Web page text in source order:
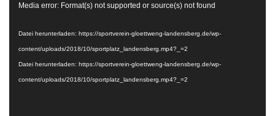
Player
Media error: Format(s) not supported or source(s) not found
Datei herunterladen: https://sportverein-gloettweng-landensberg.de/wp-
content/uploads/2018/10/sportplatz_landensberg.mp4?_=2
Datei herunterladen: https://sportverein-gloettweng-landensberg.de/wp-
content/uploads/2018/10/sportplatz_landensberg.mp4?_=2